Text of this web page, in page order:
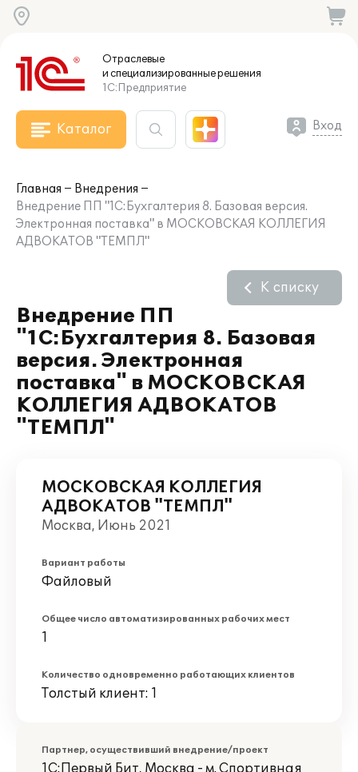
Отраслевые
и специализированныерешения
1С:Предприятие
Каталог Вход
Главная
Внедрения
Внедрение ПП "1С:Бухгалтерия 8. Базовая версия.
Электронная поставка" в МОСКОВСКАЯ КОЛЛЕГИЯ
АДВОКАТОВ "ТЕМПЛ"
Внедрение ПП
"1С:Бухгалтерия 8. Базовая
версия. Электронная
поставка" в МОСКОВСКАЯ
КОЛЛЕГИЯ АДВОКАТОВ
"ТЕМПЛ"
К списку
МОСКОВСКАЯ КОЛЛЕГИЯ
АДВОКАТОВ "ТЕМПЛ"
Москва, Июнь 2021
Вариант работы
Файловый
Общее число автоматизированных рабочих мест
1
Количество одновременно работающих клиентов
Толстый клиент: 1
Партнер, осуществивший внедрение/проект
1С:Первый Бит, Москва - м. Спортивная